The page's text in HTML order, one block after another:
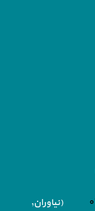
(نیاوران,